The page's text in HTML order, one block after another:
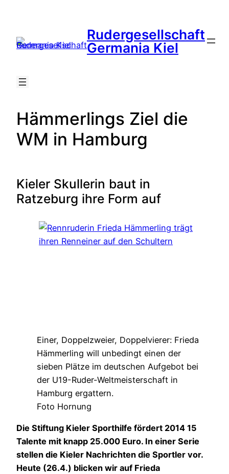
springen
Rudergesellschaft
Germania Kiel
Hämmerlings Ziel die
WM in Hamburg
Kieler Skullerin baut in
Ratzeburg ihre Form auf
Einer, Doppelzweier, Doppelvierer: Frieda
Hämmerling will unbedingt einen der
sieben Plätze im deutschen Aufgebot bei
der U19-Ruder-Weltmeisterschaft in
Hamburg ergattern.
Foto Hornung
Die Stiftung Kieler Sporthilfe fördert 2014 15
Talente mit knapp 25.000 Euro. In einer Serie
stellen die Kieler Nachrichten die Sportler vor.
Heute (26.4.) blicken wir auf Frieda